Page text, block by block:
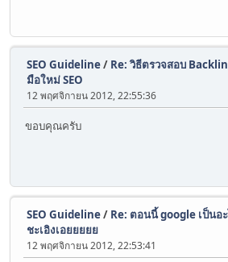
SEO Guideline/ Re: วิธีตรวจสอบ
มือใหม่ SEO
12 พฤศจิกายน 2012, 22:55:36
ขอบคุณครับ
SEO Guideline/ Re: ตอนนี้ google เป็นอ
ชะเอิงเอยยยยย
12 พฤศจิกายน 2012, 22:53:41